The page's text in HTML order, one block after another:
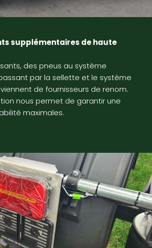
supplémentaires de haute
des pneus au système
par la sellette et le système
de fournisseurs de renom.
nous permet de garantir une
maximales.